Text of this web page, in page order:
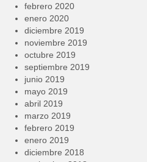
febrero 2020
enero 2020
diciembre 2019
noviembre 2019
octubre 2019
septiembre 2019
junio 2019
mayo 2019
abril 2019
marzo 2019
febrero 2019
enero 2019
diciembre 2018